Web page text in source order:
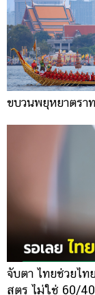
ขบวนพยุหยาตรา
จับตา ไทยช่วยไท
สูตร ไม่ใช่ 60/40